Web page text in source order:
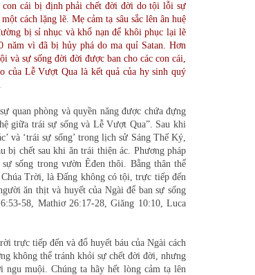
cái bị định phải chết đời đời do tội lỗi sự
cách lặng lẽ. Mẹ cảm tạ sâu sắc lên ân huệ
bị sỉ nhục và khổ nạn để khôi phục lại lẽ
năm vì đã bị hủy phá do ma quỉ Satan. Hơn
và sự sống đời đời được ban cho các con cái,
của Lễ Vượt Qua là kết quả của hy sinh quý
quan phòng và quyền năng được chứa đựng
giữa trái sự sống và Lễ Vượt Qua”. Sau khi
và ‘trái sự sống’ trong lịch sử Sáng Thế Ký,
bị chết sau khi ăn trái thiện ác. Phương pháp
sống trong vườn Êđen thôi. Bằng thân thể
Trời, là Đấng không có tội, trực tiếp đến
ăn thịt và huyết của Ngài để ban sự sống
58, Mathiơ 26:17-28, Giăng 10:10, Luca
trực tiếp đến và đổ huyết báu của Ngài cách
không thể tránh khỏi sự chết đời đời, nhưng
muội. Chúng ta hãy hết lòng cảm tạ lên